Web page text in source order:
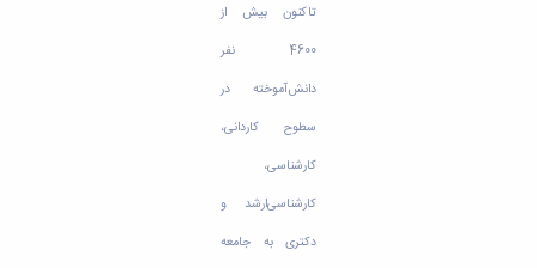
تاکنون بیش از
4600 نفر
دانش‌آموخته در
سطوح کاردانی،
کارشناسی،
کارشناسی‌ارشد و
دکتری به جامعه